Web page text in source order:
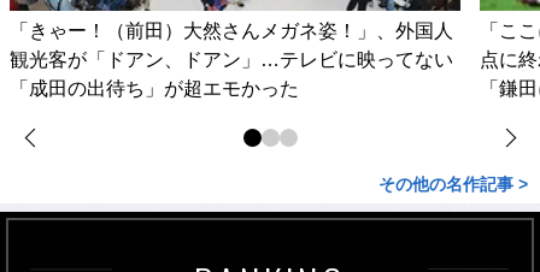
「きゃー！（前田）大然さんメガネ姿！」、外国人
観光客が「ドアン、ドアン」…テレビに映ってない
「成田の出待ち」が超エモかった
「こ
点に
「鎌
その他の名作記事 >